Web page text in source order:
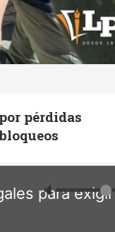
pérdidas
para exigir
🔈